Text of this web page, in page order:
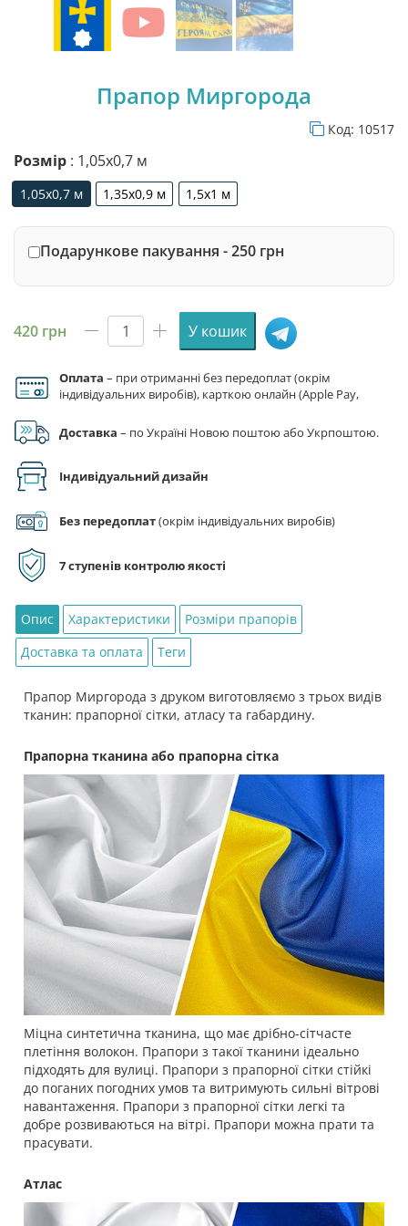
Прапор Миргорода
Код: 10517
Розмір : 1,05х0,7 м
1,05х0,7 м
1,05х0,7 м
1,35х0,9 м
1,35х0,9 м
1,5х1 м
1,5х1 м
Подарункове пакування - 250 грн
420 грн
Прапор
кількість
У кошик
Оплата – при отриманні без передоплат (окрім
індивідуальних виробів), карткою онлайн (Apple Pay,
Доставка – по Україні Новою поштою або Укрпоштою.
Індивідуальний дизайн
Без передоплат(окрім індивідуальних виробів)
7 ступенів контролю якості
Опис Характеристики
Розміри прапорів
Доставка та оплата
Теги
Прапор Миргорода з друком виготовляємо з трьох видів
тканин: прапорної сітки, атласу та габардину.
Прапорна тканина або прапорна сітка
Міцна синтетична тканина, що має дрібно-сітчасте
плетіння волокон. Прапори з такої тканини ідеально
підходять для вулиці. Прапори з прапорної сітки стійкі
до поганих погодних умов та витримують сильні вітрові
навантаження. Прапори з прапорної сітки легкі та
добре розвиваються на вітрі. Прапори можна прати та
прасувати.
Атлас